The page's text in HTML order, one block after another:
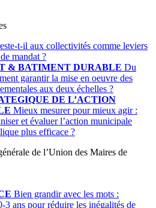
t-il aux collectivités comme leviers
mandat ?
& BATIMENT DURABLE Du
garantir la mise en oeuvre des
aux deux échelles ?
DE L’ACTION
Mieux mesurer pour mieux agir :
et évaluer l’action municipale
plus efficace ?
de l’Union des Maires de
Bien grandir avec les mots :
3 ans pour réduire les inégalités de